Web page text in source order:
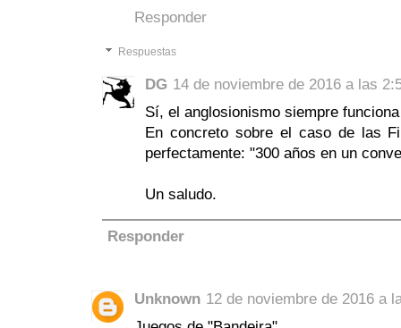
Responder
Respuestas
DG 14 de noviembre de 2016 a las
Sí, el anglosionismo siempre
En concreto sobre el caso de las
perfectamente: "300 años en un
Un saludo.
Responder
Unknown 12 de noviembre de 2016 a